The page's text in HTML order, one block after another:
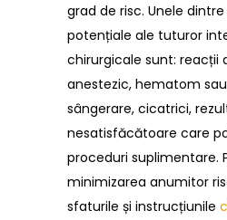
grad de risc. Unele
potențiale ale tuturor
chirurgicale sunt: reacții
anestezic, hematom
sângerare, cicatrici,
nesatisfăcătoare care
proceduri suplimentare.
minimizarea anumitor
sfaturile și instrucțiunile